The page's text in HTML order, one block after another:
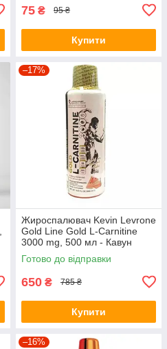
75 ₴ 95 ₴
Купити
–17%
Жироспалювач Kevin Levrone
Gold Line Gold L-Carnitine
3000 mg, 500 мл - Кавун
Готово до відправки
650 ₴ 785 ₴
Купити
–16%